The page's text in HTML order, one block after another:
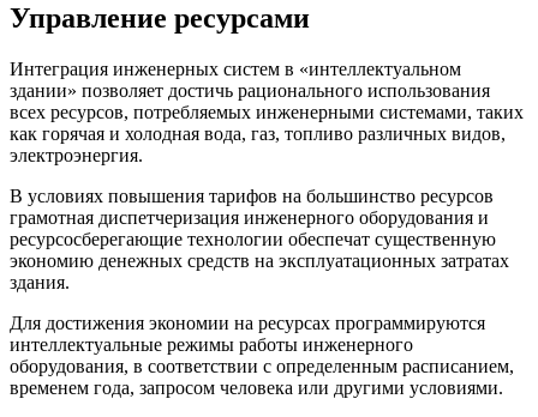
Управление ресурсами
Интеграция инженерных систем в «интеллектуальном
здании» позволяет достичь рационального использования
всех ресурсов, потребляемых инженерными системами, таких
как горячая и холодная вода, газ, топливо различных видов,
электроэнергия.
В условиях повышения тарифов на большинство ресурсов
грамотная диспетчеризация инженерного оборудования и
ресурсосберегающие технологии обеспечат существенную
экономию денежных средств на эксплуатационных затратах
здания.
Для достижения экономии на ресурсах программируются
интеллектуальные режимы работы инженерного
оборудования, в соответствии с определенным расписанием,
временем года, запросом человека или другими условиями.